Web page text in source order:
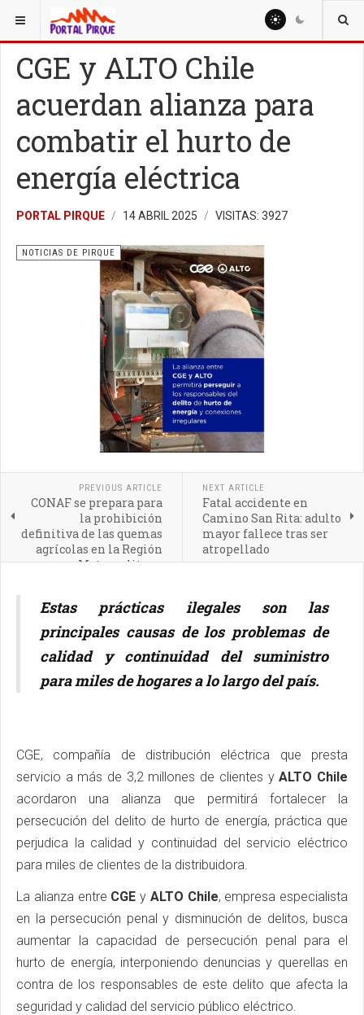
ESTÁ AQUÍ: NOTICIAS
CGE y ALTO Chile
acuerdan alianza para
combatir el hurto de
energía eléctrica
PORTAL PIRQUE 14 ABRIL 2025 VISITAS: 3927
NOTICIAS DE PIRQUE
PREVIOUS ARTICLE
CONAF se prepara para
la prohibición
definitiva de las quemas
agrícolas en la Región
Metropolitana
NEXT ARTICLE
Fatal accidente en
Camino San Rita: adulto
mayor fallece tras ser
atropellado
Estas prácticas ilegales son las
principales causas de los problemas de
calidad y continuidad del suministro
para miles de hogares a lo largo del país.
CGE, compañía de distribución eléctrica que presta
servicio a más de 3,2 millones de clientes yALTO Chile
acordaron una alianza que permitirá fortalecer la
persecución del delito de hurto de energía, práctica que
perjudica la calidad y continuidad del servicio eléctrico
para miles de clientes de la distribuidora.
La alianza entre CGE y ALTO Chile, empresa especialista
en la persecución penal y disminución de delitos, busca
aumentar la capacidad de persecución penal para el
hurto de energía, interponiendo denuncias y querellas en
contra de los responsables de este delito que afecta la
seguridad y calidad del servicio público eléctrico.